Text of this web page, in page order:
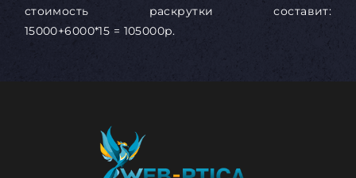
стоимость раскрутки составит:
15000+6000*15 = 105000р.